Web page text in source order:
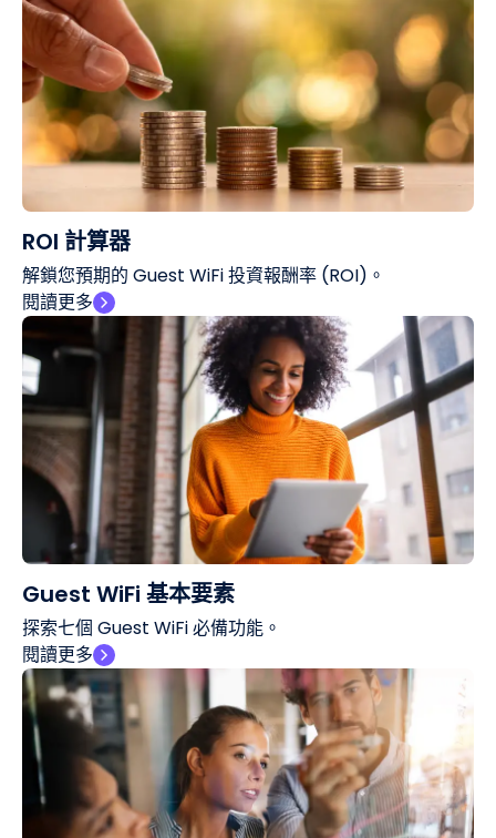
ROI 計算器
解鎖您預期的 Guest WiFi 投資報酬率 (ROI)。
閱讀更多
Guest WiFi 基本要素
探索七個 Guest WiFi 必備功能。
閱讀更多